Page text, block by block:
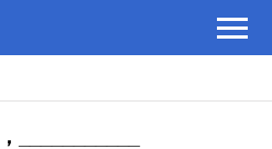
___________